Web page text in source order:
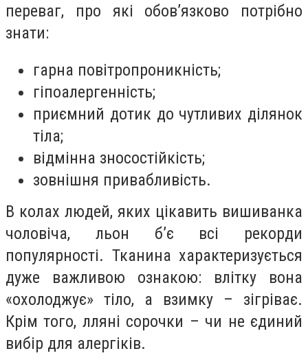
переваг, про які обов’язково потрібно
знати:
гарна повітропроникність;
гіпоалергенність;
приємний дотик до чутливих ділянок
тіла;
відмінна зносостійкість;
зовнішня привабливість.
В колах людей, яких цікавить вишиванка
чоловіча, льон б’є всі рекорди
популярності. Тканина характеризується
дуже важливою ознакою: влітку вона
«охолоджує» тіло, а взимку – зігріває.
Крім того, лляні сорочки – чи не єдиний
вибір для алергіків.